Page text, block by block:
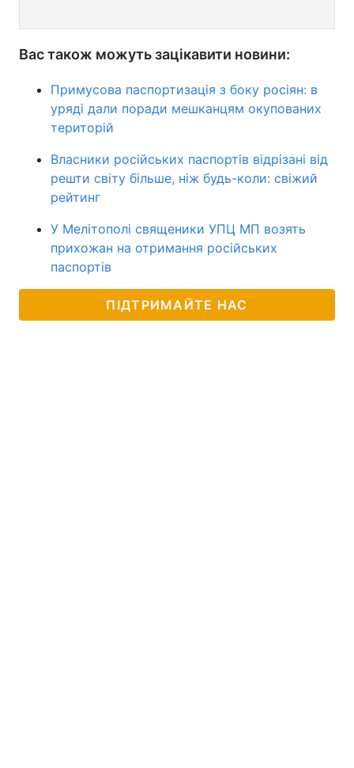
Вас також можуть зацікавити новини:
Примусова паспортизація з боку росіян: в
уряді дали поради мешканцям окупованих
територій
Власники російських паспортів відрізані від
решти світу більше, ніж будь-коли: свіжий
рейтинг
У Мелітополі священики УПЦ МП возять
прихожан на отримання російських
паспортів
ПІДТРИМАЙТЕ НАС